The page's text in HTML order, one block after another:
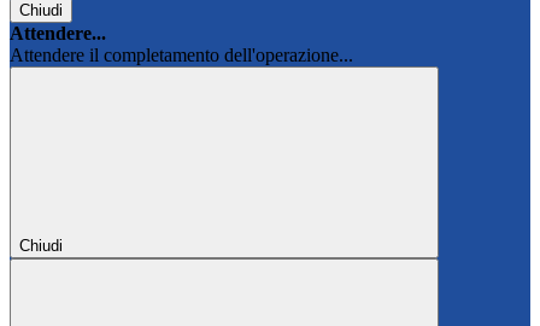
Chiudi
Attendere...
Attendere il completamento dell'operazione...
Chiudi